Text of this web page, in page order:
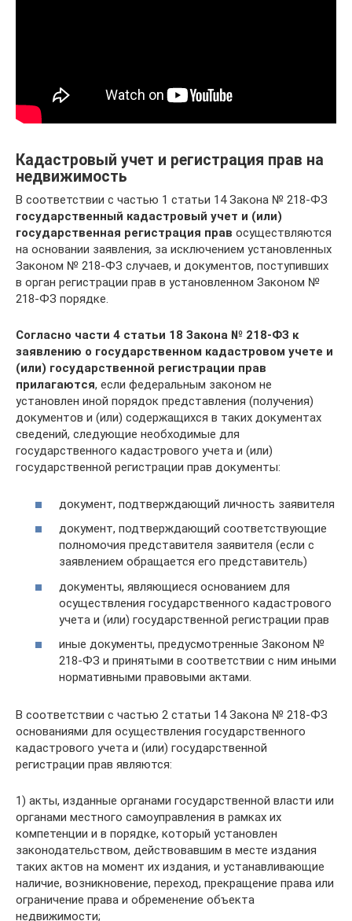
Кадастровый учет и регистрация прав на
недвижимость
В соответствии с частью 1 статьи 14 Закона № 218-ФЗ
государственный кадастровый учет и (или)
государственная регистрация прав осуществляются
на основании заявления, за исключением установленных
Законом № 218-ФЗ случаев, и документов, поступивших
в орган регистрации прав в установленном Законом №
218-ФЗ порядке.
Согласно части 4 статьи 18 Закона № 218-ФЗ к
заявлению о государственном кадастровом учете и
(или) государственной регистрации прав
прилагаются, если федеральным законом не
установлен иной порядок представления (получения)
документов и (или) содержащихся в таких документах
сведений, следующие необходимые для
государственного кадастрового учета и (или)
государственной регистрации прав документы:
документ, подтверждающий личность заявителя
документ, подтверждающий соответствующие
полномочия представителя заявителя (если с
заявлением обращается его представитель)
документы, являющиеся основанием для
осуществления государственного кадастрового
учета и (или) государственной регистрации прав
иные документы, предусмотренные Законом №
218-ФЗ и принятыми в соответствии с ним иными
нормативными правовыми актами.
В соответствии с частью 2 статьи 14 Закона № 218-ФЗ
основаниями для осуществления государственного
кадастрового учета и (или) государственной
регистрации прав являются:
1) акты, изданные органами государственной власти или
органами местного самоуправления в рамках их
компетенции и в порядке, который установлен
законодательством, действовавшим в месте издания
таких актов на момент их издания, и устанавливающие
наличие, возникновение, переход, прекращение права или
ограничение права и обременение объекта
недвижимости;